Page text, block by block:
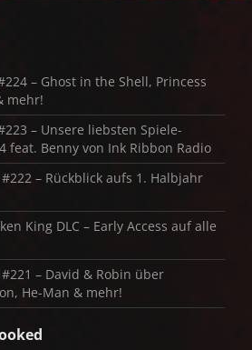
– Ghost in the Shell, Princess
mehr!
– Unsere liebsten Spiele-
feat. Benny von Ink Ribbon Radio
– Rückblick aufs 1. Halbjahr
King DLC – Early Access auf alle
– David & Robin über
He-Man & mehr!